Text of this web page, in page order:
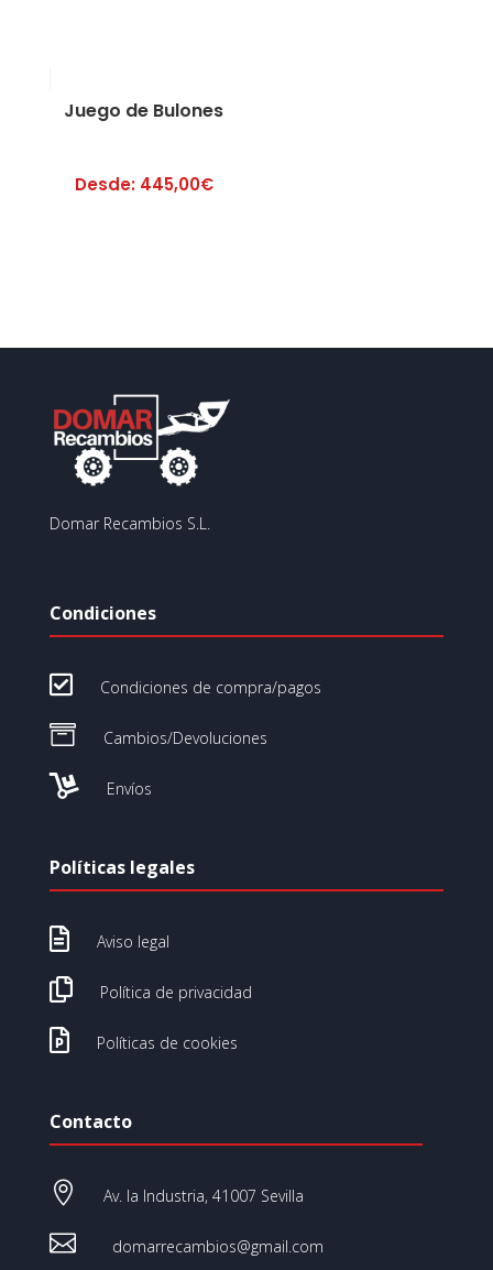
Juego de Bulones
Desde: 445,00€
Domar Recambios S.L.
Condiciones
 Condiciones de compra/pagos
 Cambios/Devoluciones
 Envíos
Políticas legales
 Aviso legal
 Política de privacidad
 Políticas de cookies
Contacto
 Av. la Industria, 41007 Sevilla
 domarrecambios@gmail.com